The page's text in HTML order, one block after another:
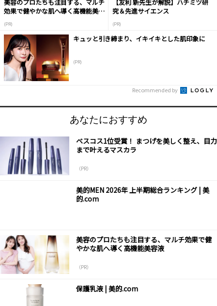
美容のプロたちも注目する、マルチ
効果で健やかな肌へ導く高機能美容
(PR)
【友利 新先生が解説】ハチミツ研
究＆先進サイエンス
(PR)
キュッと引き締まり、イキイキとした肌印象に
(PR)
Recommended by
あなたにおすすめ
ベスコス1位受賞！ まつげを美しく整え、目力
まで叶えるマスカラ
（PR）
美的MEN 2026年 上半期総合ランキング | 美
的.com
美容のプロたちも注目する、マルチ効果で健
やかな肌へ導く高機能美容液
（PR）
保護乳液 | 美的.com